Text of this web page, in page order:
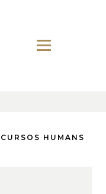
HUMANS